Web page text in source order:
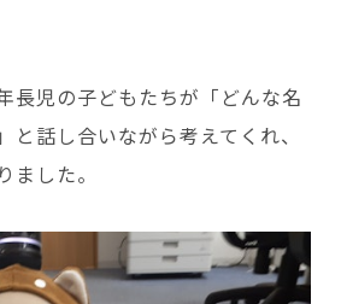
長児の子どもたちが「どんな名
と話し合いながら考えてくれ、
ました。